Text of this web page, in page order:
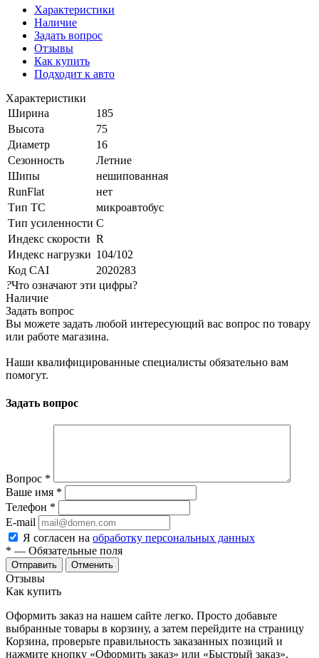
Характеристики
Наличие
Задать вопрос
Отзывы
Как купить
Подходит к авто
Характеристики
Ширина
185
Высота
75
Диаметр
16
Сезонность
Летние
Шипы
нешипованная
RunFlat
нет
Тип ТС
микроавтобус
Тип усиленности C
Индекс скорости R
Индекс нагрузки 104/102
Код CAI
2020283
?Что означают эти цифры?
Наличие
Задать вопрос
Вы можете задать любой интересующий вас вопрос по товару
или работе магазина.
Наши квалифицированные специалисты обязательно вам
помогут.
Задать вопрос
Вопрос *
Ваше имя *
Телефон *
E-mail
Я согласен на обработку персональных данных
* — Обязательные поля
Отменить
Отзывы
Как купить
Оформить заказ на нашем сайте легко. Просто добавьте
выбранные товары в корзину, а затем перейдите на страницу
Корзина, проверьте правильность заказанных позиций и
нажмите кнопку «Оформить заказ» или «Быстрый заказ».